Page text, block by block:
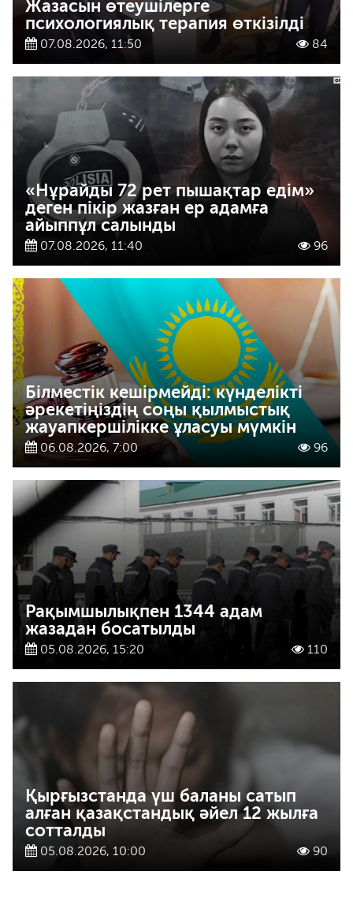
Жазасын өтеушілерге
психологиялық терапия өткізілді
07.08.2026, 11:50 84
«Нұрайды 72 рет пышақтар едім»
деген пікір жазған ер адамға
айыппұл салынды
07.08.2026, 11:40 96
Білместік кешірмейді: күнделікті
әрекетіңіздің соңы қылмыстық
жауапкершілікке ұласуы мүмкін
06.08.2026, 7:00 96
Рақымшылықпен 1344 адам
жазадан босатылды
05.08.2026, 15:20 110
Қырғызстанда үш баланы сатып
алған қазақстандық әйел 12 жылға
сотталды
05.08.2026, 10:00 90